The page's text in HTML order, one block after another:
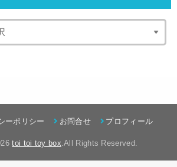
ーポリシー お問合せ プロフィール
toi toi toy box.All Rights Reserved.